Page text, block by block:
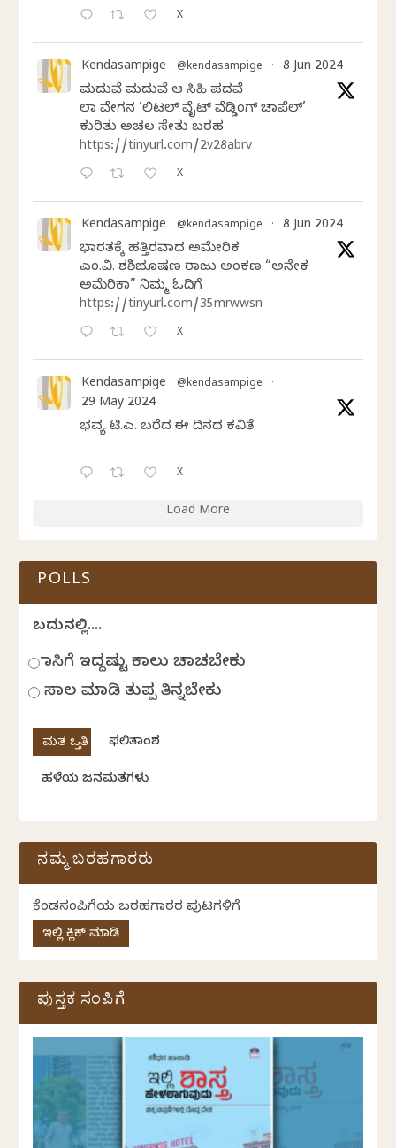
X
Kendasampige @kendasampige · 8 Jun 2024
ಮದುವೆ ಮದುವೆ ಆ ಸಿಹಿ ಪದವೆ
ಲಾಸ್‌ ವೇಗಸ್‌ನ ‘ಲಿಟಲ್ ವೈಟ್ ವೆಡ್ಡಿಂಗ್ ಚಾಪೆಲ್’
ಕುರಿತು ಅಚಲ ಸೇತು ಬರಹ
https://tinyurl.com/2v28abrv
X
Kendasampige @kendasampige · 8 Jun 2024
ಭಾರತಕ್ಕೆ ಹತ್ತಿರವಾದ ಅಮೇರಿಕ
ಎಂ.ವಿ. ಶಶಿಭೂಷಣ ರಾಜು ಅಂಕಣ “ಅನೇಕ
ಅಮೆರಿಕಾ” ನಿಮ್ಮ ಓದಿಗೆ
https://tinyurl.com/35mrwwsn
X
Kendasampige @kendasampige ·
29 May 2024
ಭವ್ಯ ಟಿ.ಎಸ್. ಬರೆದ ಈ ದಿನದ ಕವಿತೆ
X
Load More
POLLS
ಬದುಕಿನಲ್ಲಿ....
ಹಾಸಿಗೆ ಇದ್ದಷ್ಟು ಕಾಲು ಚಾಚಬೇಕು
ಸಾಲ ಮಾಡಿ ತುಪ್ಪ ತಿನ್ನಬೇಕು
ಫಲಿತಾಂಶ
ಹಳೆಯ ಜನಮತಗಳು
ನಮ್ಮ ಬರಹಗಾರರು
ಕೆಂಡಸಂಪಿಗೆಯ ಬರಹಗಾರರ ಪುಟಗಳಿಗೆ
ಇಲ್ಲಿ ಕ್ಲಿಕ್ ಮಾಡಿ
ಪುಸ್ತಕ ಸಂಪಿಗೆ